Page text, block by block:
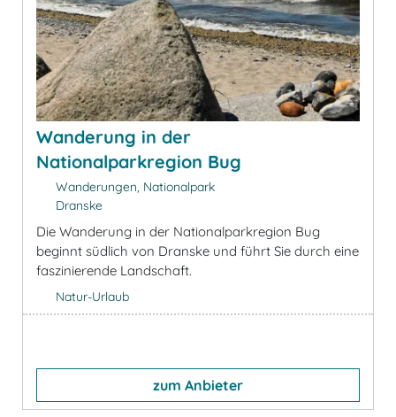
Wanderung in der
Nationalparkregion Bug
Wanderungen, Nationalpark
Dranske
Die Wanderung in der Nationalparkregion Bug
beginnt südlich von Dranske und führt Sie durch eine
faszinierende Landschaft.
Natur-Urlaub
zum Anbieter